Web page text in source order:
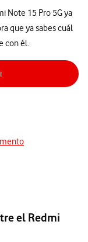
Note 15 Pro 5G ya
que ya sabes cuál
con él.
el Redmi